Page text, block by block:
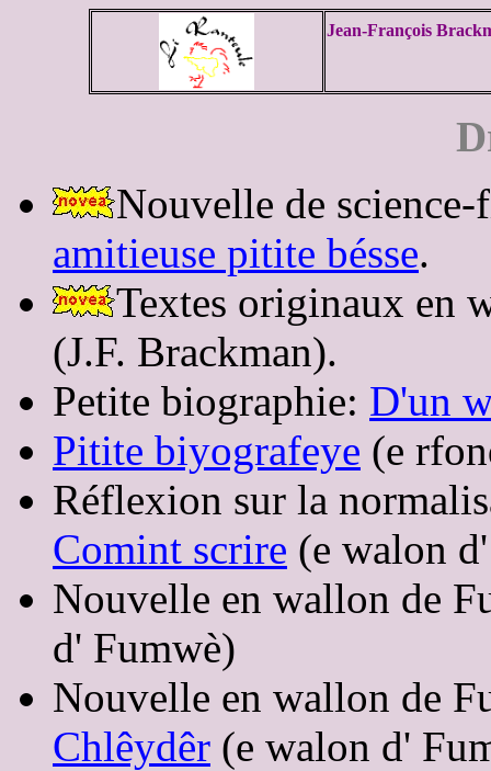
Jean-François
Nouvelle de
amitieuse pitite bésse.
Textes originaux en
(J.F. Brackman).
Petite biographie: D'un
Pitite biyografeye (e
Réflexion sur la
Comint scrire (e walon
Nouvelle en wallon de
d' Fumwè)
Nouvelle en wallon de
Chlêydêr (e walon d'